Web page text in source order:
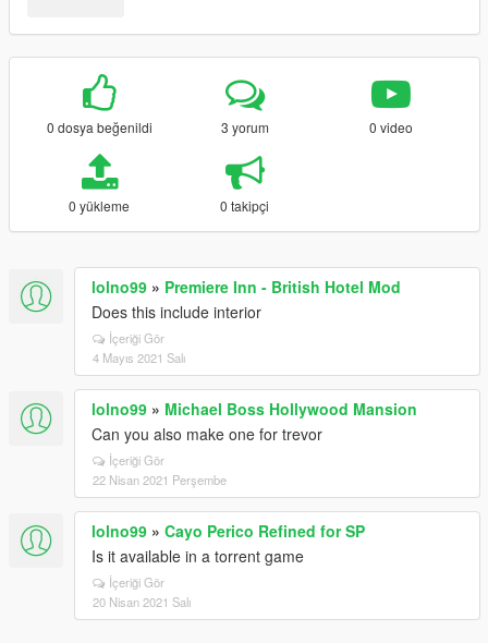
0 dosya beğenildi 3 yorum 0 video
0 yükleme 0 takipçi
lolno99 » Premiere Inn - British Hotel Mod
Does this include interior
İçeriği Gör
4 Mayıs 2021 Salı
lolno99 » Michael Boss Hollywood Mansion
Can you also make one for trevor
İçeriği Gör
22 Nisan 2021 Perşembe
lolno99 » Cayo Perico Refined for SP
Is it available in a torrent game
İçeriği Gör
20 Nisan 2021 Salı